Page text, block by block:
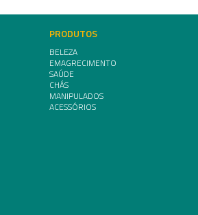
PRODUTOS
BELEZA
EMAGRECIMENTO
SAÚDE
CHÁS
MANIPULADOS
ACESSÓRIOS